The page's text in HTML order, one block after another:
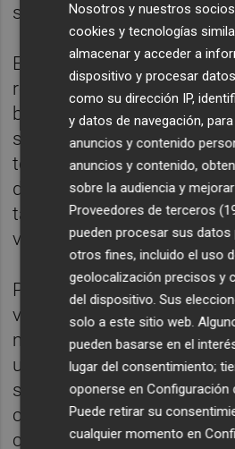
significa tener un
El jefe del Ejecutivo
reivindicado que un
básico para una sociedad
sociedad del siglo XXI" en
tenga "mayor calidad
destacado la importancia
también del "ecosistema
valenciano, que no solo es
Puig ha admitido que el
valenciano "ha padecido
muchos años", pues el
una catástrofe" por cómo
se desarrolló, y su
con un momento de
complejo" del mundo
Nosotros y nuestros
cookies y tecnologías
almacenar y acceder a
dispositivo y procesar
como su dirección IP,
y datos de navegación,
anuncios y contenido
anuncios y contenido,
sobre la audiencia y
Proveedores de terceros
pueden procesar sus
otros fines, incluido el uso
geolocalización precisos y
del dispositivo. Sus
solo a este sitio web.
pueden basarse en el
lugar del consentimiento;
oponerse enConfiguración
Puede retirar su
cualquier momento en